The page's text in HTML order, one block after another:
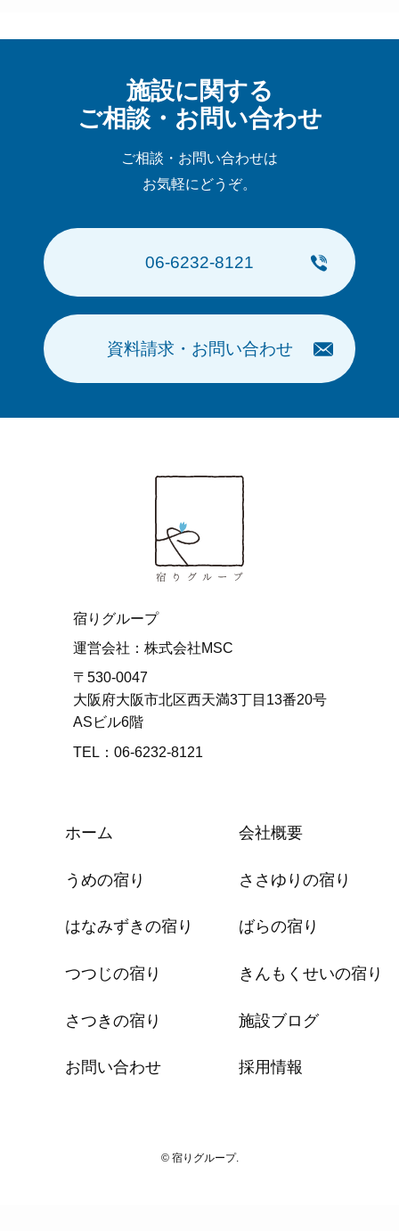
ブ
施設に関する
ご相談・お問い合わせ
ご相談・お問い合わせは
お気軽にどうぞ。
06-6232-8121
資料請求・お問い合わせ
宿りグループ
運営会社：株式会社MSC
〒530-0047
大阪府大阪市北区西天満3丁目13番20号
ASビル6階
TEL：06-6232-8121
ホーム 会社概要
うめの宿り ささゆりの宿り
はなみずきの宿り ばらの宿り
つつじの宿り きんもくせいの宿り
さつきの宿り 施設ブログ
お問い合わせ 採用情報
© 宿りグループ.